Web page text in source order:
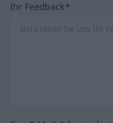
Ihr Feedback*